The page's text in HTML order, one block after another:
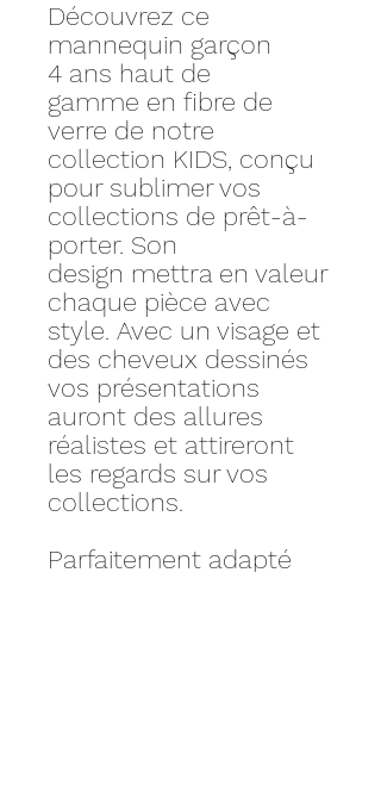
Découvrez ce
mannequin garçon
4 ans haut de
gamme en fibre de
verre de notre
collection KIDS, conçu
pour sublimer vos
collections de prêt-à-
porter. Son
design mettra en valeur
chaque pièce avec
style. Avec un visage et
des cheveux dessinés
vos présentations
auront des allures
réalistes et attireront
les regards sur vos
collections.
Parfaitement adapté